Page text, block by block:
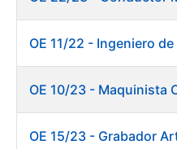
OE 15/23 - Grabador